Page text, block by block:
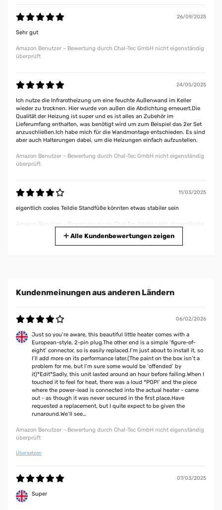
26/09/2025
Sehr gut
Amazon Benutzer – Bewertung durch Chal-Tec GmbH nicht eigenständig
überprüft
24/05/2025
Ich nutze die Infrarotheizung um eine feuchte Außenwand im Keller
wieder zu trocknen. Hier wurde von außen die Abdichtung erneuert.Die
Qualität der Heizung ist super und es ist alles an Zubehör im
Lieferumfang enthalten, was benötigt wird um zum Beispiel das 2er Set
anzuschließen.Ich habe mich für die Wandmontage entschieden. Es sind
aber auch Halterungen dabei, um die Heizungen einfach aufzustellen.
Amazon Benutzer – Bewertung durch Chal-Tec GmbH nicht eigenständig
überprüft
11/03/2025
eigentlich cooles Teildie Standfüße könnten etwas stabiler sein
Amazon Benutzer – Bewertung durch Chal-Tec GmbH nicht eigenständig
Steckdose, 1 Leitung zur direkten Verbindung, Halterungen um die
verarbeitet. Selbst der Karton sind wertig aus.Einen Raum bei uns heizen
wir mit einer Infrarotheizung an der Decke. Da die Strahlung es nicht bis
unters Bett schafft, hat sich dort an deiner Aussenwand auf der
gesamten Länge leichter Schimmel gebildet. Nach dessen Entfernung
habe ich dort jetzt die kleinen Heizkörper aufgestellt. Zur Steuerung habe
ich diese an ein Steckdosenthermostat angeschlossen.Soweit
funktioniert alles wie gewünscht. Heizköper tun was sie sollen und
halten unterm Bett die Temperatur von 21 Grad konstant.
Amazon Benutzer – Bewertung durch Chal-Tec GmbH nicht eigenständig
überprüft
Alles super. Ich habe 8 Stück gekauft. Diese Ware alle voll funktioniert
Alle Kundenbewertungen zeigen
Kundenmeinungen aus anderen Ländern
06/02/2026
Just so you’re aware, this beautiful little heater comes with a
European-style, 2-pin plug.The other end is a simple ‘figure-of-
eight’ connector, so is easily replaced.I’m just about to install it, so
I’ll add more on its performance later.(The paint on the box isn’t a
problem for me, but I’m sure some would be ‘offended’ by
it)*Edit*Sadly, this unit lasted around an hour before failing.When I
touched it to feel for heat, there was a loud *POP!’ and the piece
where the power-lead is connected into the actual heater - came
out - as though it was never secured in the first place.Have
requested a replacement, but I quite expect to be given the
runaround.We’ll see…
Amazon Benutzer – Bewertung durch Chal-Tec GmbH nicht eigenständig
überprüft
Übersetzen
07/03/2025
Super